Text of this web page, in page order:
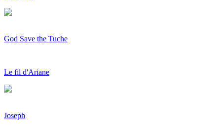
God Save the Tuche
Le fil d'Ariane
Joseph